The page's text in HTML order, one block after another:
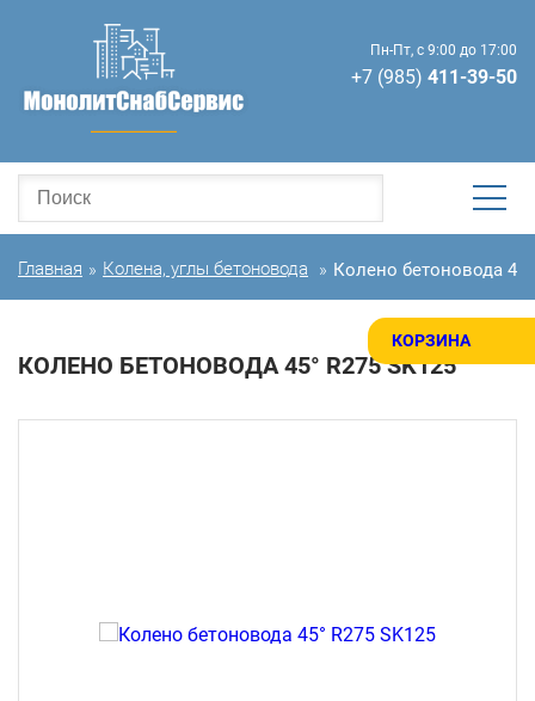
КОРЗИНА
Пн-Пт, с 9:00 до 17:00
+7 (985) 411-39-50
Главная » Колена, углы бетоновода » Колено бетоновода 45°
КОЛЕНО БЕТОНОВОДА 45° R275 SK125